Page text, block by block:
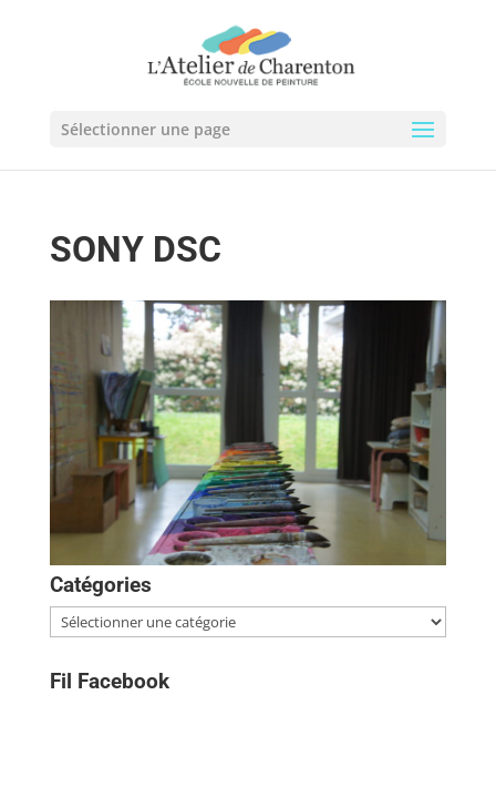
Sélectionner une page
SONY DSC
Catégories
Catégories
Fil Facebook